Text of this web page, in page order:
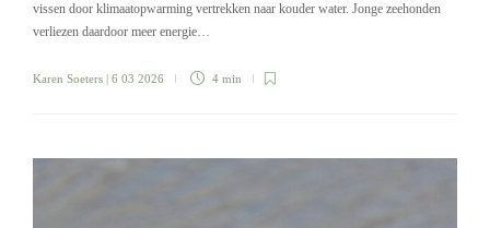
vissen door klimaatopwarming vertrekken naar kouder water. Jonge zeehonden
verliezen daardoor meer energie…
Karen Soeters | 6 03 2026 4 min